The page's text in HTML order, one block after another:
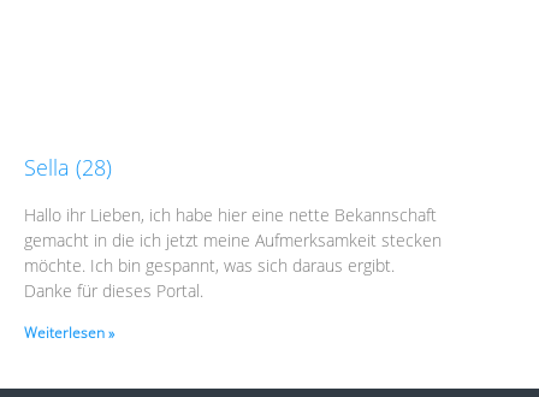
Sella (28)
Hallo ihr Lieben, ich habe hier eine nette Bekannschaft
gemacht in die ich jetzt meine Aufmerksamkeit stecken
möchte. Ich bin gespannt, was sich daraus ergibt.
Danke für dieses Portal.
Weiterlesen »